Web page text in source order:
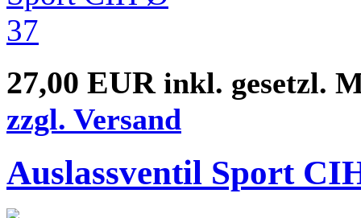
27,00 EUR inkl. gesetzl.
zzgl. Versand
Auslassventil Sport